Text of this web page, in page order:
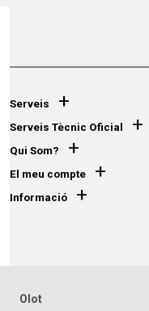
Serveis +
Serveis Tècnic Oficial +
Qui Som? +
El meu compte +
Informació +
Olot